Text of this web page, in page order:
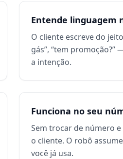
Entende linguagem
O cliente escreve do
gás”, “tem
a intenção.
Funciona no seu
Sem trocar de número
o cliente. O robô
você já usa.